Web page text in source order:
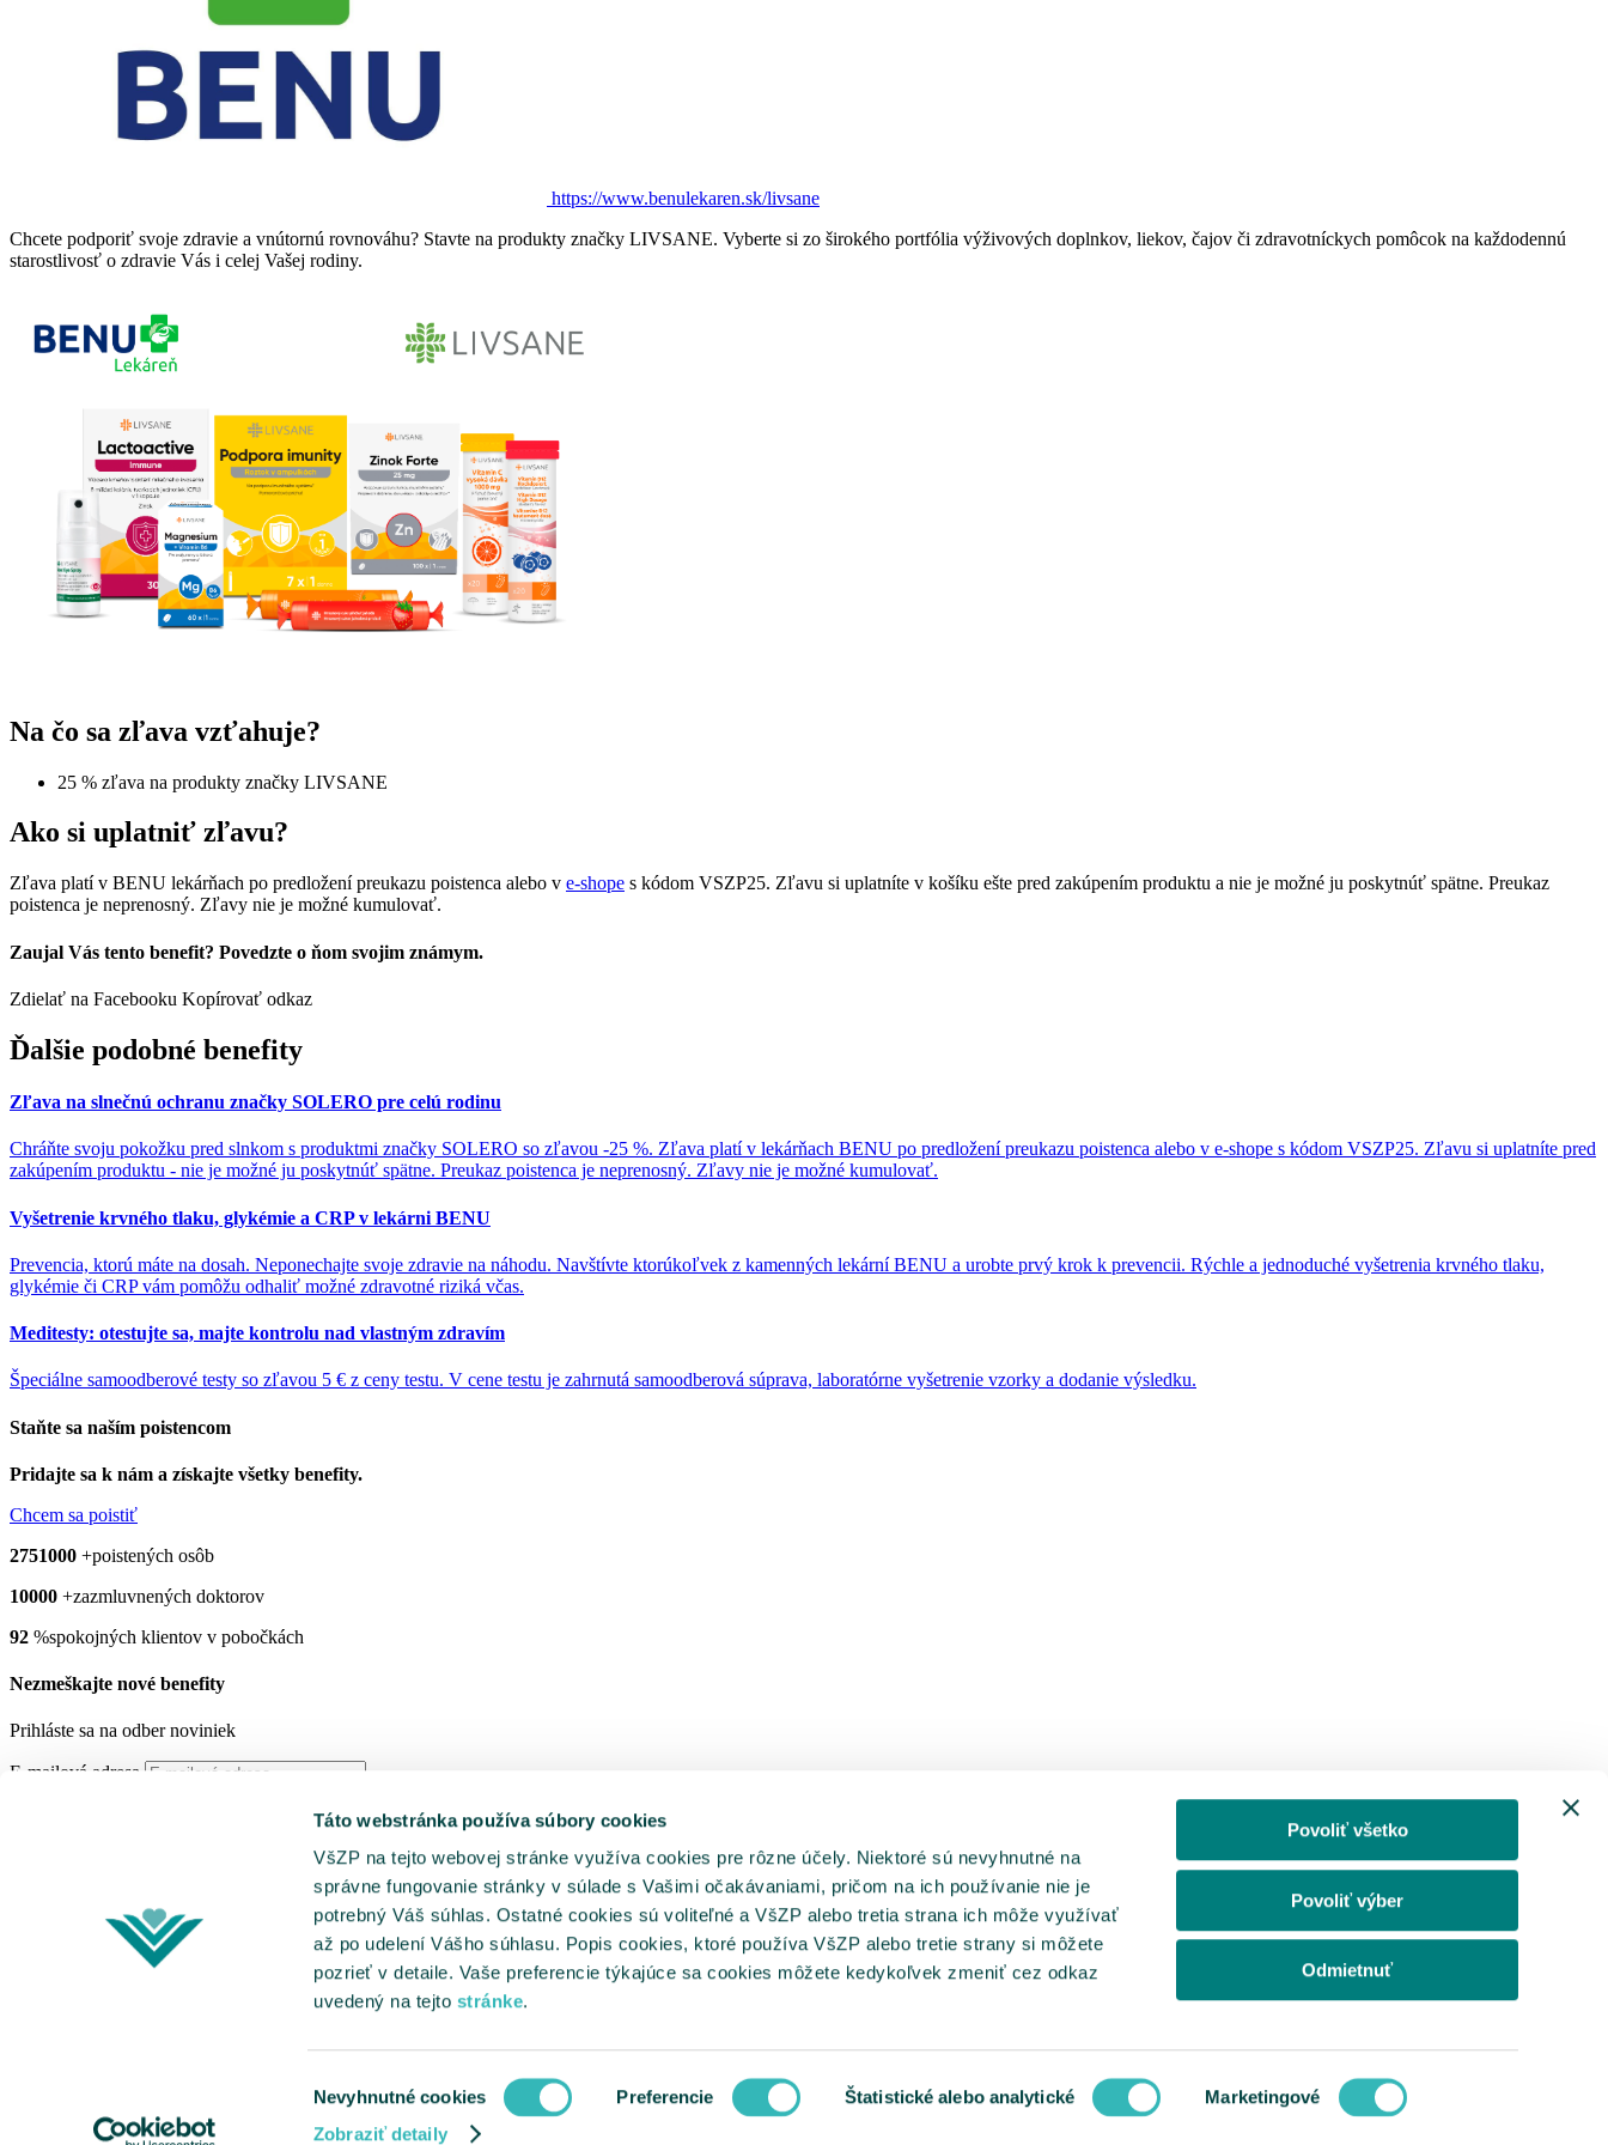
Táto webstránka používa súbory cookies
VšZP na tejto webovej stránke využíva cookies pre rôzne účely. Niektoré sú nevyhnutné na
správne fungovanie stránky v súlade s Vašimi očakávaniami, pričom na ich používanie nie je
potrebný Váš súhlas. Ostatné cookies sú voliteľné a VšZP alebo tretia strana ich môže využívať
až po udelení Vášho súhlasu. Popis cookies, ktoré používa VšZP alebo tretie strany si môžete
pozrieť v detaile. Vaše preferencie týkajúce sa cookies môžete kedykoľvek zmeniť cez odkaz
uvedený na tejto stránke.
súhlasu
Nevyhnutné cookies Preferencie Štatistické alebo analytické
Marketingové
Zobraziť detaily
Povoliť všetko
Povoliť výber
Odmietnuť
https://www.benulekaren.sk/livsane
Chcete podporiť svoje zdravie a vnútornú rovnováhu? Stavte na produkty značky LIVSANE. Vyberte si zo širokého portfólia výživových doplnkov, liekov, čajov či zdravotníckych pomôcok na každodennú
starostlivosť o zdravie Vás i celej Vašej rodiny.
Na čo sa zľava vzťahuje?
25 % zľava na produkty značky LIVSANE
Ako si uplatniť zľavu?
Zľava platí v BENU lekárňach po predložení preukazu poistenca alebo v e-shope s kódom VSZP25. Zľavu si uplatníte v košíku ešte pred zakúpením produktu a nie je možné ju poskytnúť spätne. Preukaz
poistenca je neprenosný. Zľavy nie je možné kumulovať.
Zaujal Vás tento benefit? Povedzte o ňom svojim známym.
Zdielať na Facebooku Kopírovať odkaz
Ďalšie podobné benefity
Zľava na slnečnú ochranu značky SOLERO pre celú rodinu
Chráňte svoju pokožku pred slnkom s produktmi značky SOLERO so zľavou -25 %. Zľava platí v lekárňach BENU po predložení preukazu poistenca alebo v e-shope s kódom VSZP25. Zľavu si uplatníte pred
zakúpením produktu - nie je možné ju poskytnúť spätne. Preukaz poistenca je neprenosný. Zľavy nie je možné kumulovať.
Vyšetrenie krvného tlaku, glykémie a CRP v lekárni BENU
Prevencia, ktorú máte na dosah. Neponechajte svoje zdravie na náhodu. Navštívte ktorúkoľvek z kamenných lekární BENU a urobte prvý krok k prevencii. Rýchle a jednoduché vyšetrenia krvného tlaku,
glykémie či CRP vám pomôžu odhaliť možné zdravotné riziká včas.
Meditesty: otestujte sa, majte kontrolu nad vlastným zdravím
Špeciálne samoodberové testy so zľavou 5 € z ceny testu. V cene testu je zahrnutá samoodberová súprava, laboratórne vyšetrenie vzorky a dodanie výsledku.
Staňte sa naším poistencom
Pridajte sa k nám a získajte všetky benefity.
Chcem sa poistiť
2751000 +poistených osôb
10000 +zazmluvnených doktorov
92 %spokojných klientov v pobočkách
Nezmeškajte nové benefity
Prihláste sa na odber noviniek
E-mailová adresa
O stránke Benefity
Mapa stránok
Ochrana osobných údajov
©2005-2026 Všeobecná zdravotná poisťovňa, a.s.